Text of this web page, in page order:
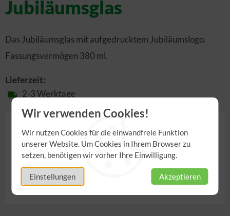
Wir verwenden Cookies!
Wir nutzen Cookies für die einwandfreie Funktion
unserer Website. Um Cookies in Ihrem Browser zu
setzen, benötigen wir vorher Ihre Einwilligung.
Einstellungen Akzeptieren
Jubiläumsglas
Das Jubiläumsglas mit aufgedrucktem Jubiläumslogo.
Fassungsvermögen 380 ml.
Lieferzeit:
2-3 Werktage
4,00 €
inkl. 19,00% MwSt.,zzgl.Versandkosten
Anzahl